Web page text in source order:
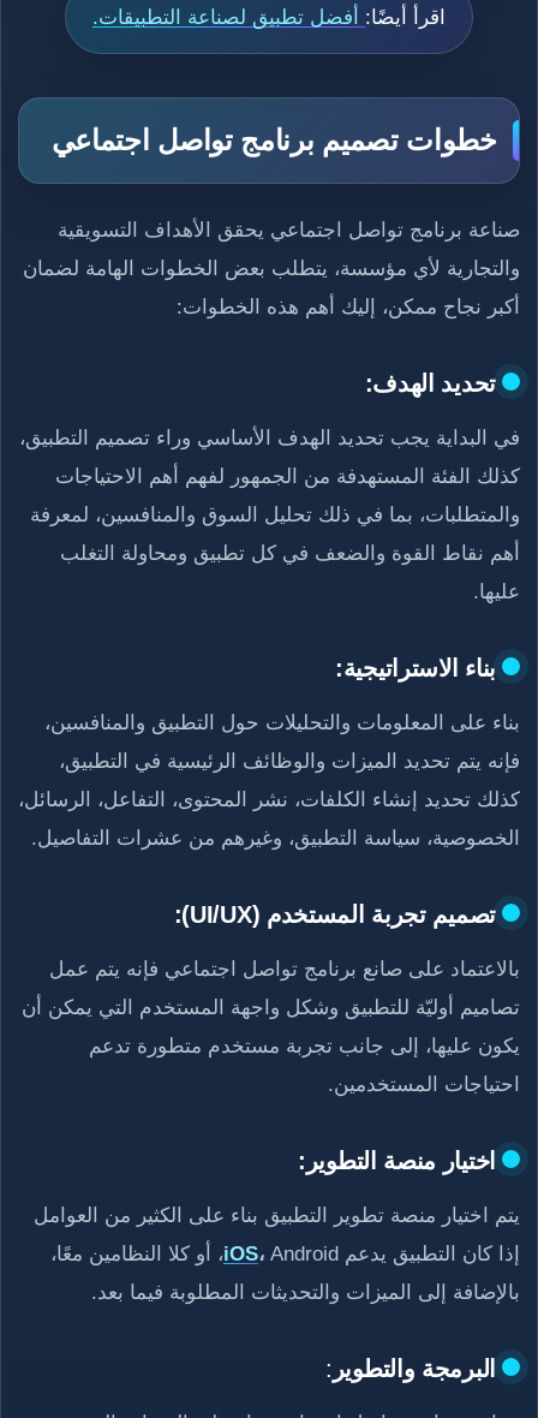
اقرأ أيضًا: أفضل تطبيق لصناعة التطبيقات.
خطوات تصميم برنامج تواصل اجتماعي
صناعة برنامج تواصل اجتماعي يحقق الأهداف التسويقية
والتجارية لأي مؤسسة، يتطلب بعض الخطوات الهامة لضمان
أكبر نجاح ممكن، إليك أهم هذه الخطوات:
تحديد الهدف:
في البداية يجب تحديد الهدف الأساسي وراء تصميم التطبيق،
كذلك الفئة المستهدفة من الجمهور لفهم أهم الاحتياجات
والمتطلبات، بما في ذلك تحليل السوق والمنافسين، لمعرفة
أهم نقاط القوة والضعف في كل تطبيق ومحاولة التغلب
عليها.
بناء الاستراتيجية:
بناء على المعلومات والتحليلات حول التطبيق والمنافسين،
فإنه يتم تحديد الميزات والوظائف الرئيسية في التطبيق،
كذلك تحديد إنشاء الكلفات، نشر المحتوى، التفاعل، الرسائل،
الخصوصية، سياسة التطبيق، وغيرهم من عشرات التفاصيل.
تصميم تجربة المستخدم (UI/UX):
بالاعتماد على صانع برنامج تواصل اجتماعي فإنه يتم عمل
تصاميم أوليّة للتطبيق وشكل واجهة المستخدم التي يمكن أن
يكون عليها، إلى جانب تجربة مستخدم متطورة تدعم
احتياجات المستخدمين.
اختيار منصة التطوير:
يتم اختيار منصة تطوير التطبيق بناء على الكثير من العوامل
إذا كان التطبيق يدعم
iOS،
Android، أو كلا النظامين معًا،
بالإضافة إلى الميزات والتحديثات المطلوبة فيما بعد.
البرمجة والتطوير :